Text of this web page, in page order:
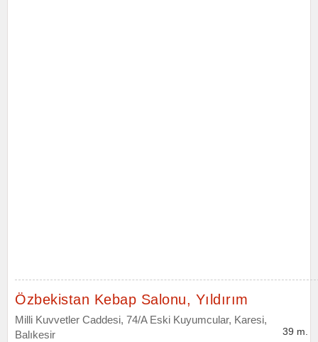
Özbekistan Kebap Salonu, Yıldırım
Milli Kuvvetler Caddesi, 74/A Eski Kuyumcular, Karesi,
Balıkesir
39 m.